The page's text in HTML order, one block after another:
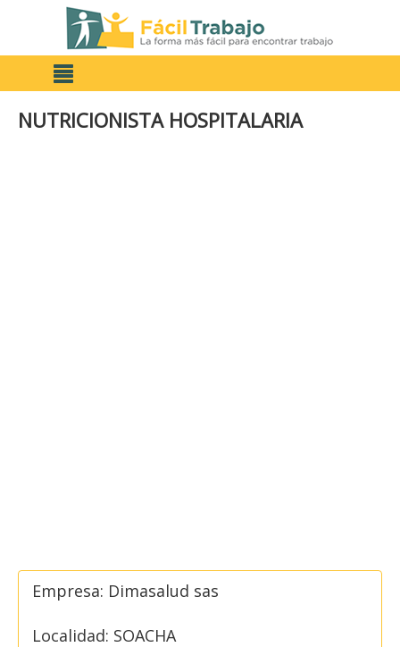
NUTRICIONISTA HOSPITALARIA
Empresa: Dimasalud sas
Localidad: SOACHA